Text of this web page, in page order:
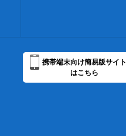
携帯端末向け簡易版サイト
はこちら